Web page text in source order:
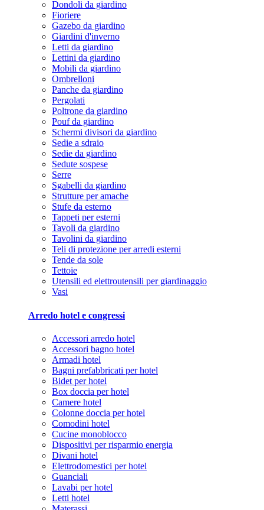
Dondoli da giardino
Fioriere
Gazebo da giardino
Giardini d'inverno
Letti da giardino
Lettini da giardino
Mobili da giardino
Ombrelloni
Panche da giardino
Pergolati
Poltrone da giardino
Pouf da giardino
Schermi divisori da giardino
Sedie a sdraio
Sedie da giardino
Sedute sospese
Serre
Sgabelli da giardino
Strutture per amache
Stufe da esterno
Tappeti per esterni
Tavoli da giardino
Tavolini da giardino
Teli di protezione per arredi esterni
Tende da sole
Tettoie
Utensili ed elettroutensili per giardinaggio
Vasi
Arredo hotel e congressi
Accessori arredo hotel
Accessori bagno hotel
Armadi hotel
Bagni prefabbricati per hotel
Bidet per hotel
Box doccia per hotel
Camere hotel
Colonne doccia per hotel
Comodini hotel
Cucine monoblocco
Dispositivi per risparmio energia
Divani hotel
Elettrodomestici per hotel
Guanciali
Lavabi per hotel
Letti hotel